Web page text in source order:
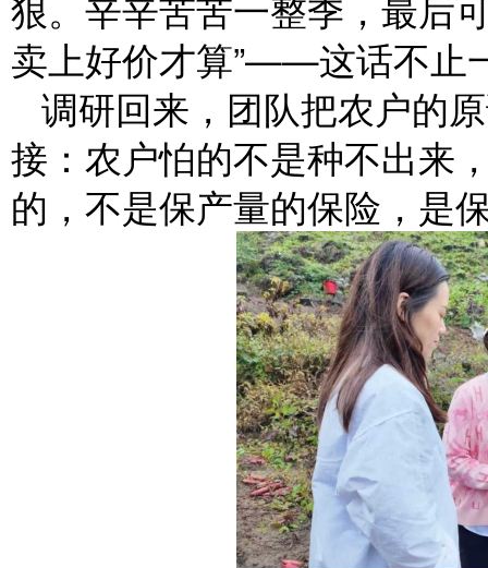
卖上好价才算”——这话不止
调研回来，团队把农户的
接：农户怕的不是种不出来
的，不是保产量的保险，是